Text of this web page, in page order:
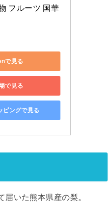
フルーツ 国華
で見る
で見る
ピングで見る
いた熊本県産の梨。